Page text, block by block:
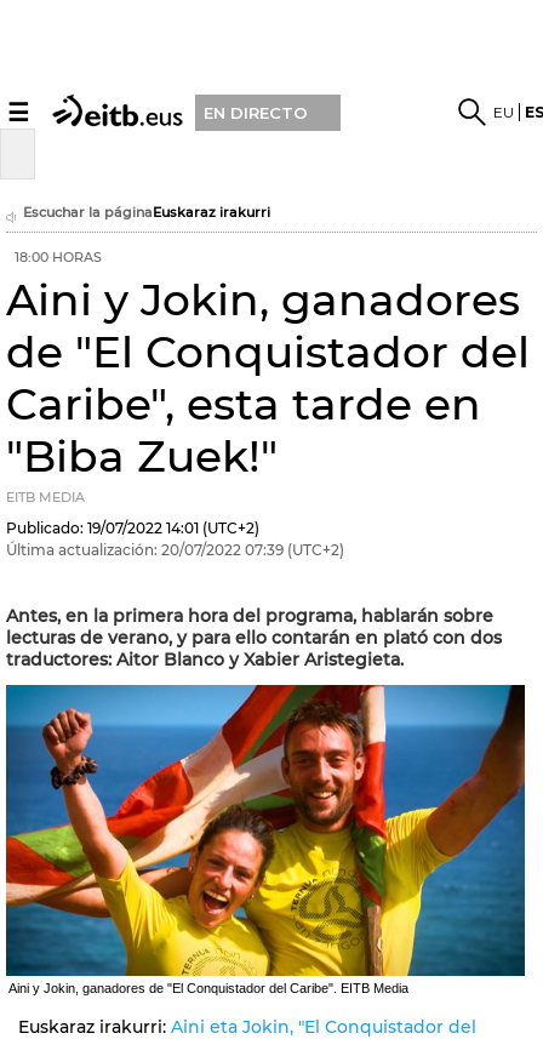
☰ EN DIRECTO EU
Escuchar la páginaEuskaraz irakurri
18:00 HORAS
Aini y Jokin, ganadores
de "El Conquistador del
Caribe", esta tarde en
"Biba Zuek!"
EITB MEDIA
Publicado: 19/07/2022 14:01 (UTC+2)
Última actualización: 20/07/2022 07:39 (UTC+2)
Antes, en la primera hora del programa, hablarán sobre
lecturas de verano, y para ello contarán en plató con dos
traductores: Aitor Blanco y Xabier Aristegieta.
Aini y Jokin, ganadores de "El Conquistador del Caribe". EITB Media
Euskaraz irakurri: Aini eta Jokin, "El Conquistador del